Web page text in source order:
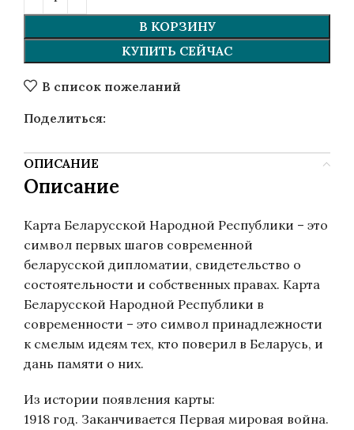
В КОРЗИНУ
КУПИТЬ СЕЙЧАС
В список пожеланий
Поделиться:
ОПИСАНИЕ
Описание
Карта Беларусской Народной Республики – это
символ первых шагов современной
беларусской дипломатии, свидетельство о
состоятельности и собственных правах. Карта
Беларусской Народной Республики в
современности – это символ принадлежности
к смелым идеям тех, кто поверил в Беларусь, и
дань памяти о них.
Из истории появления карты:
1918 год. Заканчивается Первая мировая война.